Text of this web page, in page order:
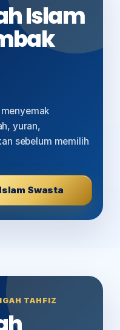
Islam
yuran,
sebelum memilih
Swasta
TAHFIZ